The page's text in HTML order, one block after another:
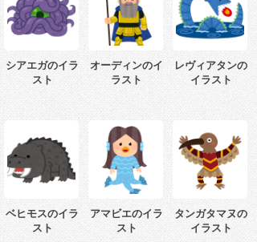
シアエガのイラ
スト
オーディンのイ
ラスト
レヴィアタンの
イラスト
ベヒモスのイラ
スト
アマビエのイラ
スト
タンガタマヌの
イラスト